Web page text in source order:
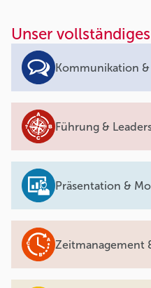
Unser
Kommunikation
Führung &
Präsentation &
Zeitmanagement